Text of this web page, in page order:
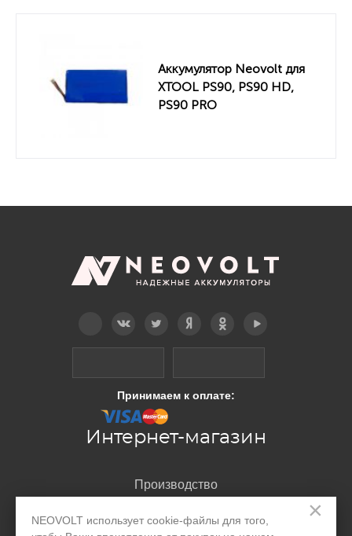
×
NEOVOLT использует cookie-файлы для того,
Аккумулятор Neovolt для
XTOOL PS90, PS90 HD,
PS90 PRO
Принимаем к оплате:
Интернет-магазин
Производство